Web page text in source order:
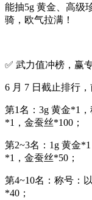
能抽5g 黄金、高级
骑，欧气拉满！
✅ 武力值冲榜，赢
6 月 7 日截止排行，
第1名：3g 黄金*1
*1，金蚕丝*100；
第2~3名：1g 黄金
*1，金蚕丝*50；
第4~10名：称号：
*40；